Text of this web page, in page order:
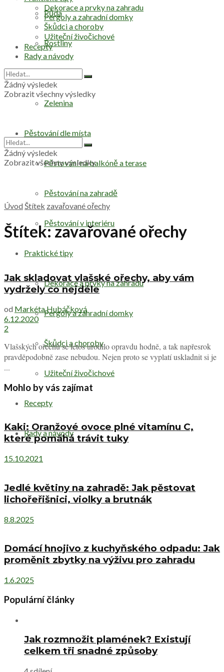
Půda
Rostliny
Zelenina
Pěstování dle místa
Pěstování na balkóně a terase
Pěstování na zahradě
Pěstování v interiéru
Praktické tipy
Dekorace a prvky na zahradu
Pergoly a zahradní domky
Škůdci a choroby
Užiteční živočichové
Recepty
Rady a návody
Dekorace a prvky na zahradu
Pergoly a zahradní domky
Škůdci a choroby
Užiteční živočichové
Recepty
Rady a návody
Žádný výsledek
Zobrazit všechny výsledky
Žádný výsledek
Zobrazit všechny výsledky
Úvod Štítek zavařované ořechy
Štítek:zavařované ořechy
Jak skladovat vlašské ořechy, aby vám
vydržely co nejdéle
od Markéta Hubáčková
6.12.2020
2
Vlašských ořechů se letos urodilo opravdu hodně, a tak napřesrok
pravděpodobně zase nebudou. Nejen proto se vyplatí uskladnit si je
...
Mohlo by vás zajímat
Kaki: Oranžové ovoce plné vitamínu C,
které pomáhá trávit tuky
15.10.2021
Jedlé květiny na zahradě: Jak pěstovat
lichořeřišnici, violky a brutnák
8.8.2025
Domácí hnojivo z kuchyňského odpadu: Jak
proměnit zbytky na výživu pro zahradu
1.6.2025
Populární články
Jak rozmnožit plamének? Existují
celkem tři snadné způsoby